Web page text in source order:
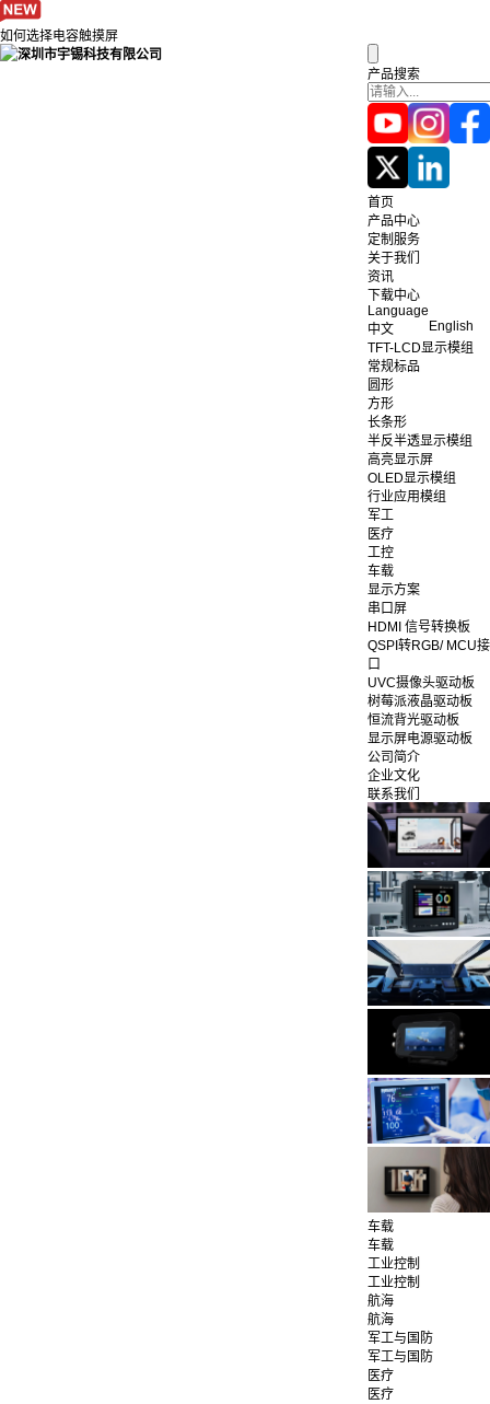
如何选择电容触摸屏
产品搜索
首页
产品中心
定制服务
关于我们
资讯
下载中心
Language
中文
English
TFT-LCD显示模组
常规标品
圆形
方形
长条形
半反半透显示模组
高亮显示屏
OLED显示模组
行业应用模组
军工
医疗
工控
车载
显示方案
串口屏
HDMI 信号转换板
QSPI转RGB/ MCU接
口
UVC摄像头驱动板
树莓派液晶驱动板
恒流背光驱动板
显示屏电源驱动板
公司简介
企业文化
联系我们
车载
车载
工业控制
工业控制
航海
航海
军工与国防
军工与国防
医疗
医疗